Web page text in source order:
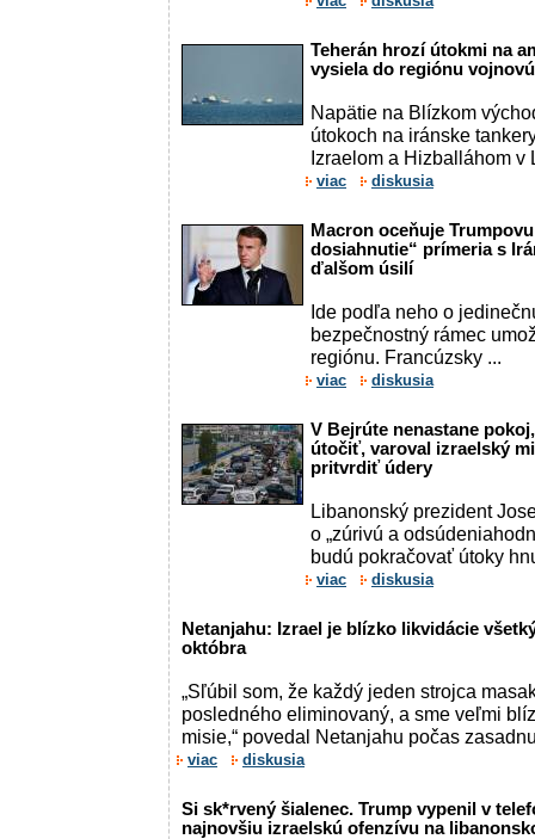
Teherán hrozí útokmi na
vysiela do regiónu
Napätie na Blízkom
útokoch na iránske
Izraelom a Hizballáhom v
viac diskusia
Macron oceňuje
dosiahnutie“ prímeria s
ďalšom úsilí
Ide podľa neho o
bezpečnostný rámec
regiónu. Francúzsky ...
viac diskusia
V Bejrúte nenastane
útočiť, varoval izraelský
pritvrdiť údery
Libanonský prezident
o „zúrivú a
budú pokračovať útoky
viac diskusia
Netanjahu: Izrael je blízko likvidácie
októbra
„Sľúbil som, že každý jeden strojca
posledného eliminovaný, a sme veľmi
misie,“ povedal Netanjahu počas
viac diskusia
Si sk*rvený šialenec. Trump vypenil v
najnovšiu izraelskú ofenzívu na